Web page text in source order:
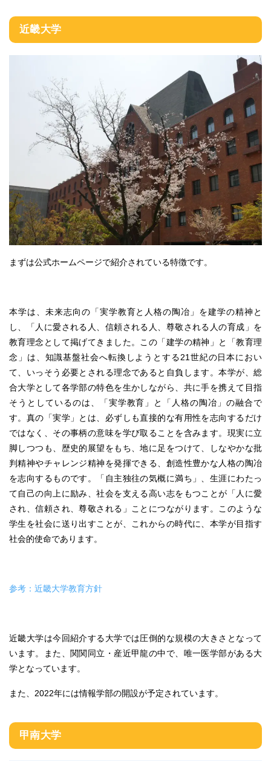
近畿大学
まずは公式ホームページで紹介されている特徴です。
本学は、未来志向の「実学教育と人格の陶冶」を建学の精神と
し、「人に愛される人、信頼される人、尊敬される人の育成」を
教育理念として掲げてきました。この「建学の精神」と「教育理
念」は、知識基盤社会へ転換しようとする21世紀の日本におい
て、いっそう必要とされる理念であると自負します。本学が、総
合大学として各学部の特色を生かしながら、共に手を携えて目指
そうとしているのは、「実学教育」と「人格の陶冶」の融合で
す。真の「実学」とは、必ずしも直接的な有用性を志向するだけ
ではなく、その事柄の意味を学び取ることを含みます。現実に立
脚しつつも、歴史的展望をもち、地に足をつけて、しなやかな批
判精神やチャレンジ精神を発揮できる、創造性豊かな人格の陶冶
を志向するものです。「自主独往の気概に満ち」、生涯にわたっ
て自己の向上に励み、社会を支える高い志をもつことが「人に愛
され、信頼され、尊敬される」ことにつながります。このような
学生を社会に送り出すことが、これからの時代に、本学が目指す
社会的使命であります。
参考：近畿大学教育方針
近畿大学は今回紹介する大学では圧倒的な規模の大きさとなって
います。また、関関同立・産近甲龍の中で、唯一医学部がある大
学となっています。
また、2022年には情報学部の開設が予定されています。
甲南大学